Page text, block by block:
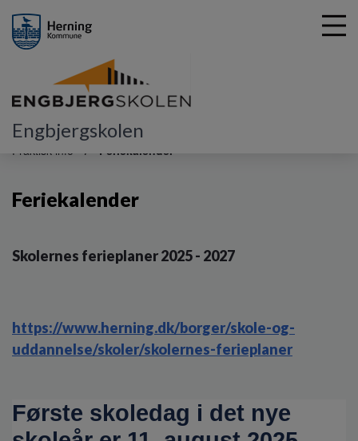
Engbjergskolen
Praktisk info Feriekalender
Feriekalender
Skolernes ferieplaner 2025 - 2027
https://www.herning.dk/borger/skole-og-
uddannelse/skoler/skolernes-ferieplaner
Første skoledag i det nye